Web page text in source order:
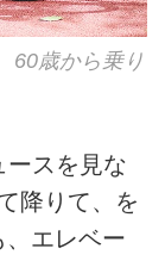
60歳から乗り
ースを見な
降りて、を
エレベー